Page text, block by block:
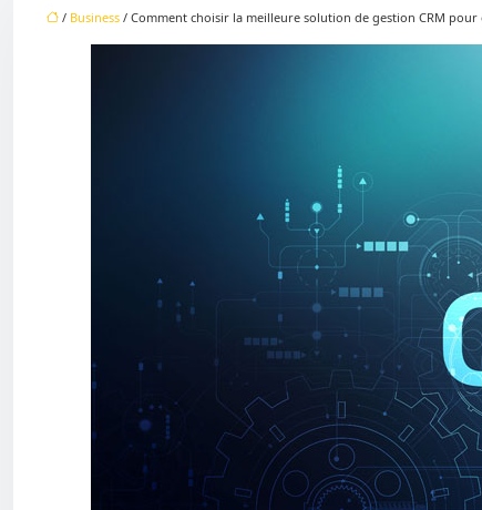
/ Business / Comment choisir la meilleure solution de gestion CRM